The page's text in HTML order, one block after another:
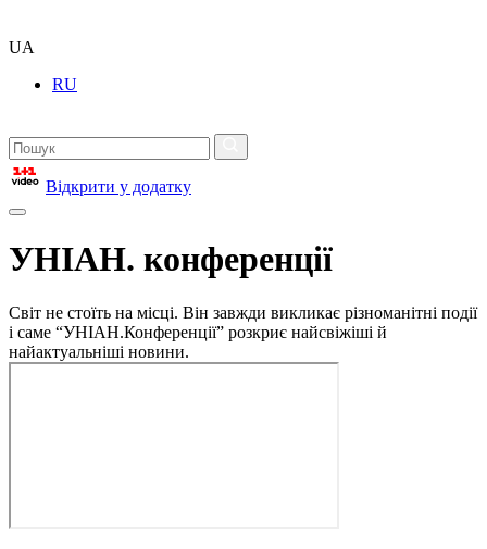
UA
RU
Відкрити у додатку
УНІАН. конференції
Світ не стоїть на місці. Він завжди викликає різноманітні події
і саме “УНІАН.Конференції” розкриє найсвіжіші й
найактуальніші новини.